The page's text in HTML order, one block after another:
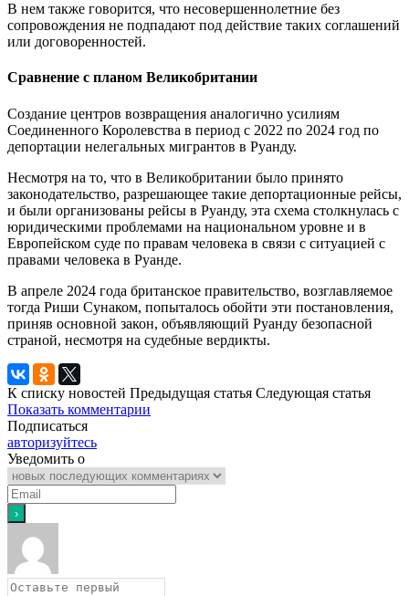
В нем также говорится, что несовершеннолетние без
сопровождения не подпадают под действие таких соглашений
или договоренностей.
Сравнение с планом Великобритании
Создание центров возвращения аналогично усилиям
Соединенного Королевства в период с 2022 по 2024 год по
депортации нелегальных мигрантов в Руанду.
Несмотря на то, что в Великобритании было принято
законодательство, разрешающее такие депортационные рейсы,
и были организованы рейсы в Руанду, эта схема столкнулась с
юридическими проблемами на национальном уровне и в
Европейском суде по правам человека в связи с ситуацией с
правами человека в Руанде.
В апреле 2024 года британское правительство, возглавляемое
тогда Риши Сунаком, попыталось обойти эти постановления,
приняв основной закон, объявляющий Руанду безопасной
страной, несмотря на судебные вердикты.
К списку новостей Предыдущая статья Следующая статья
Показать комментарии
Подписаться
авторизуйтесь
Уведомить о